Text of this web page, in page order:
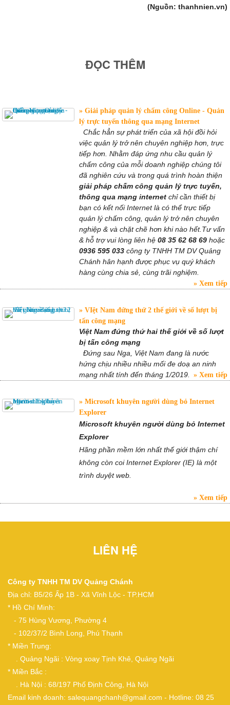
(Nguồn: thanhnien.vn)
ĐỌC THÊM
Giải pháp quản lý chấm công Online - Quản
lý trực tuyến thông qua mạng Internet
Chắc hẳn sự phát triển của xã hội đồi hỏi
việc quản lý trở nên chuyên nghiệp hơn, trực
tiếp hơn. Nhằm đáp ứng nhu cầu quản lý
chấm công của mỗi doanh nghiệp chúng tôi
đã nghiên cứu và trong quá trình hoàn thiện
giải pháp chấm công quản lý trực tuyến,
thông qua mạng internetchỉ cần thiết bị
bạn có kết nối Internet là có thể trực tiếp
quản lý chấm công, quản lý trở nên chuyên
nghiệp & và chặt chẽ hơn khi nào hết.Tư vấn
& hỗ trợ vui lòng liên hệ08 35 62 68 69 hoặc
0936 595 033 công ty TNHH TM DV Quảng
Chánh hân hạnh được phục vụ quý khách
hàng cùng chia sẻ, cùng trãi nghiệm.
Xem tiếp
VIệt Nam đứng thứ 2 thế giới về số lượt bị
tấn công mạng
Việt Nam đứng thứ hai thế giới về số lượt
bị tấn công mạng
Đứng sau Nga, Việt Nam đang là nước
hứng chịu nhiều nhiều mối đe doạ an ninh
mạng nhất tính đến tháng 1/2019.
Xem tiếp
Microsoft khuyên người dùng bỏ Internet
Explorer
Microsoft khuyên người dùng bỏ Internet
Explorer
Hãng phần mềm lớn nhất thế giới thậm chí
không còn coi Internet Explorer (IE) là một
trình duyệt web.
Xem tiếp
LIÊN HỆ
Công ty TNHH TM DV Quảng Chánh
Địa chỉ: B5/26 Ấp 1B - Xã Vĩnh Lộc - TP.HCM
* Hồ Chí Minh:
- 75 Hùng Vương, Phường 4
- 102/37/2 Bình Long, Phú Thạnh
* Miền Trung:
. Quảng Ngãi : Vòng xoay Tịnh Khê, Quảng Ngãi
* Miền Bắc :
. Hà Nội : 68/197 Phố Định Công, Hà Nội
Email kinh doanh: salequangchanh@gmail.com - Hotline: 08 25